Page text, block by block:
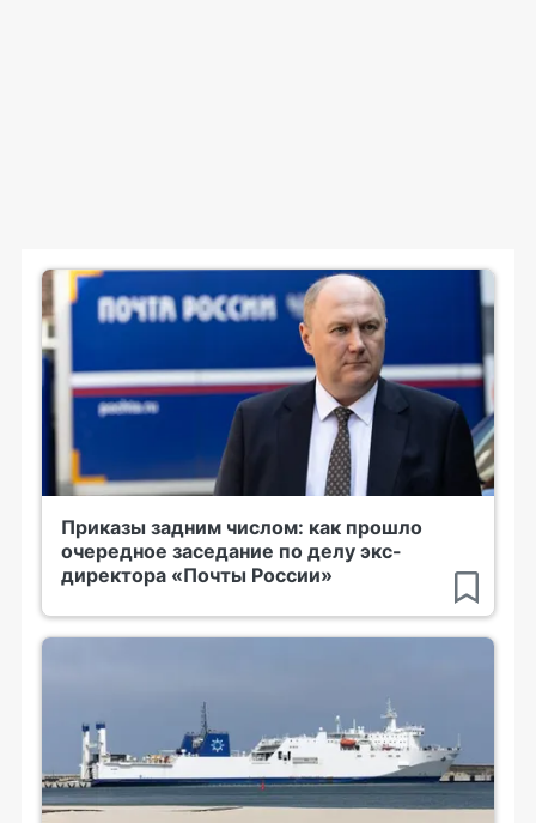
Приказы задним числом: как прошло
очередное заседание по делу экс-
директора «Почты России»